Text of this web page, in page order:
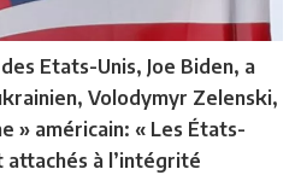
Etats-Unis, Joe Biden, a
Volodymyr Zelenski,
» américain: « Les États-
à l’intégrité